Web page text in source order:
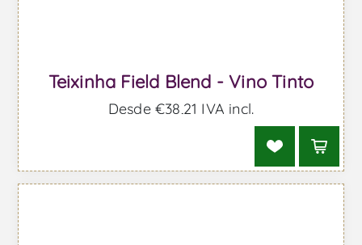
Teixinha Field Blend - Vino Tinto
Desde €38,21 IVA incl.